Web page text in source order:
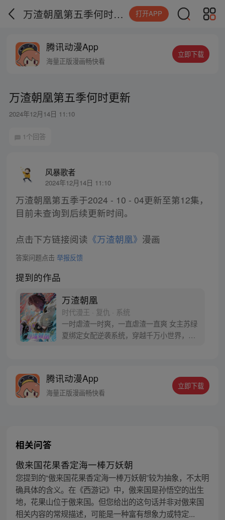
万渣朝凰第五季何时更新 打开APP
腾讯动漫App
海量正版漫画畅快看
立即下载
万渣朝凰第五季何时更新
2024年12月14日 11:10
1个回答
风暴歌者
2024年12月14日 11:10
万渣朝凰第五季于2024 - 10 - 04更新至第12集，
目前未查询到后续更新时间。
点击下方链接阅读 《万渣朝凰》 漫画
答案问题点击 举报反馈
提到的作品
万渣朝凰
时代漫王 · 复仇 · 系统
一时虐渣一时爽，一直虐渣一直爽 女主苏绿
夏绑定女配逆袭系统，穿越千万小世界，花
男悔恨的泪水，和贱女求而不得的痛苦呻
吟。”
腾讯动漫App
海量正版漫画畅快看
立即下载
相关问答
傲来国花果香定海一棒万妖朝
您提到的“傲来国花果香定海一棒万妖朝”较为抽象，不太明
确具体的含义。在《西游记》中，傲来国是孙悟空的出生
地，花果山位于傲来国。但您给出的这句话并非对傲来国
相关内容的常规描述，可能是一种富有想象力或特定...